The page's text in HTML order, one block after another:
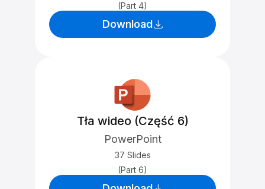
(Part 4)
Download
Tła wideo (Część 6)
PowerPoint
37 Slides
(Part 6)